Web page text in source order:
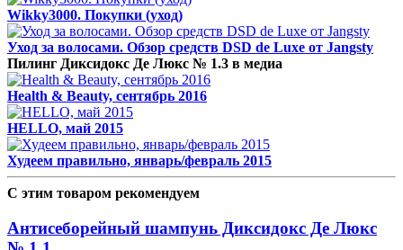
Wikky3000. Покупки (уход)
Уход за волосами. Обзор средств DSD de Luxe от Jangsty
Пилинг Диксидокс Де Люкс № 1.3 в медиа
Health & Beauty, сентябрь 2016
HELLO, май 2015
Худеем правильно, январь/февраль 2015
С этим товаром рекомендуем
Антисеборейный шампунь Диксидокс Де Люкс